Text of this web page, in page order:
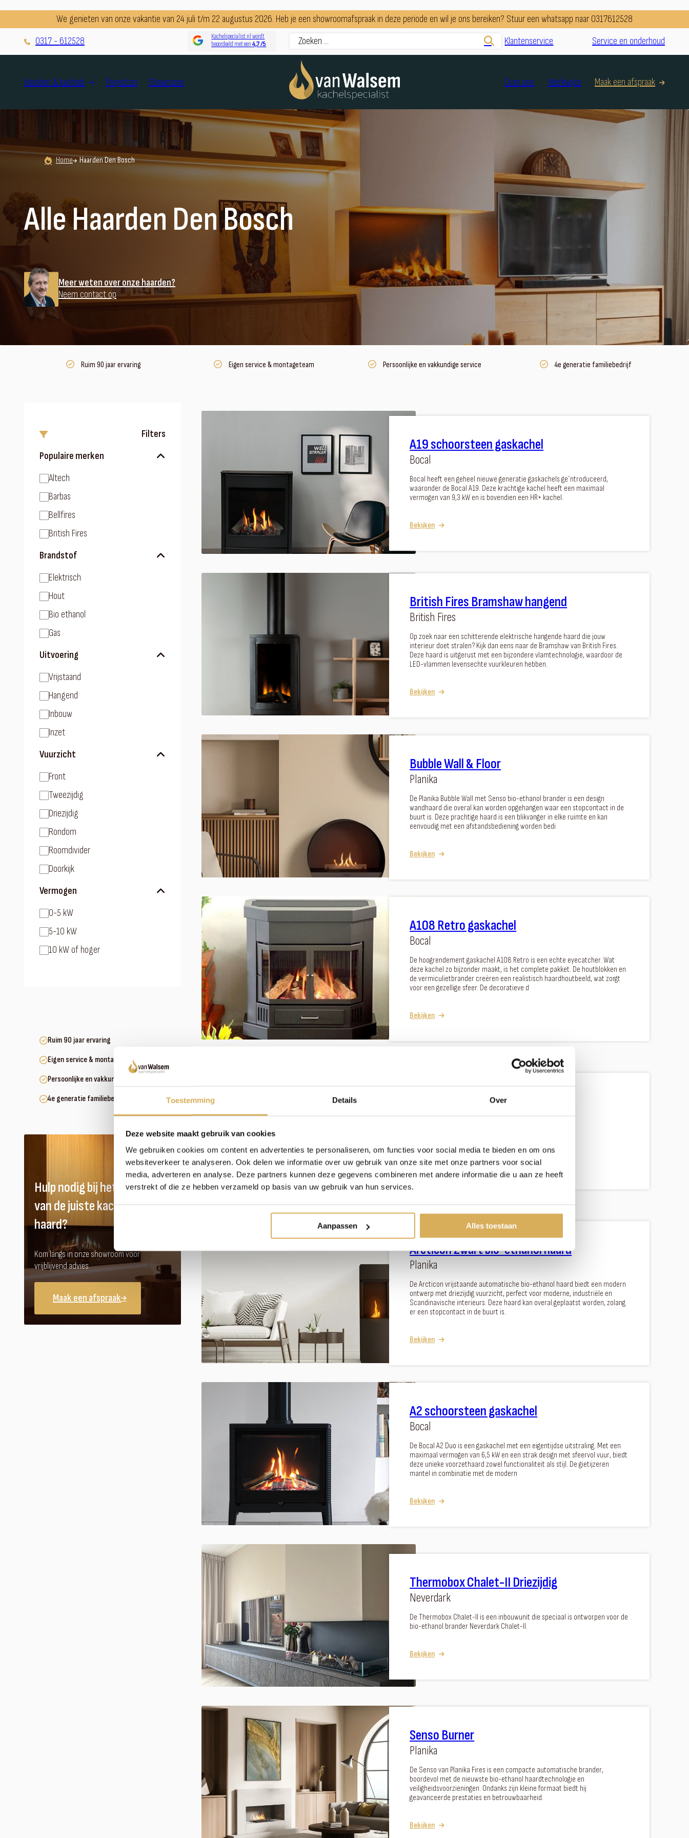
Toestemming Details Over
Deze website maakt gebruik van cookies
We gebruiken cookies om content en advertenties te personaliseren, om functies voor social media te bieden en om ons
websiteverkeer te analyseren. Ook delen we informatie over uw gebruik van onze site met onze partners voor social
media, adverteren en analyse. Deze partners kunnen deze gegevens combineren met andere informatie die u aan ze heeft
verstrekt of die ze hebben verzameld op basis van uw gebruik van hun services.
Aanpassen Alles toestaan
We genieten van onze vakantie van 24 juli t/m 22 augustus 2026. Heb je een showroomafspraak in deze periode en wil je ons bereiken? Stuur een whatsapp naar 0317612528
0317 - 612528
Kachelspecialist.nl wordt
beoordeeld met een4,7 /5 Klantenservice Service en onderhoud
Haarden & kachels Projecten Showroom Over ons Werkwijze Maak een afspraak
Home Haarden Den Bosch
Alle Haarden Den Bosch
Meer weten over onze haarden?
Neem contact op
Ruim 90 jaar ervaring Eigen service & montageteam Persoonlijke en vakkundige service 4e generatie familiebedrijf
Filters
Populaire merken
Altech
Barbas
Bellfires
British Fires
Brandstof
Elektrisch
Hout
Bio ethanol
Gas
Uitvoering
Vrijstaand
Hangend
Inbouw
Inzet
Vuurzicht
Front
Tweezijdig
Driezijdig
Rondom
Roomdivider
Doorkijk
Vermogen
0-5 kW
5-10 kW
10 kW of hoger
Ruim 90 jaar ervaring
Eigen service & montageteam
Persoonlijke en vakkundige service
4e generatie familiebedrijf
Hulp nodig bij het vinden
van de juiste kachel of
haard?
Kom langs in onze showroom voor
vrijblijvend advies
Maak een afspraak
A19 schoorsteen gaskachel
Bocal
Bocal heeft een geheel nieuwe generatie gaskachels ge¯ntroduceerd,
waaronder de Bocal A19. Deze krachtige kachel heeft een maximaal
vermogen van 9,3 kW en is bovendien een HR+ kachel.
Bekijken
British Fires Bramshaw hangend
British Fires
Op zoek naar een schitterende elektrische hangende haard die jouw
interieur doet stralen? Kijk dan eens naar de Bramshaw van British Fires.
Deze haard is uitgerust met een bijzondere vlamtechnologie, waardoor de
LED-vlammen levensechte vuurkleuren hebben.
Bekijken
Bubble Wall & Floor
Planika
De Planika Bubble Wall met Senso bio-ethanol brander is een design
wandhaard die overal kan worden opgehangen waar een stopcontact in de
buurt is. Deze prachtige haard is een blikvanger in elke ruimte en kan
eenvoudig met een afstandsbediening worden bedi
Bekijken
A108 Retro gaskachel
Bocal
De hoogrendement gaskachel A108 Retro is een echte eyecatcher. Wat
deze kachel zo bijzonder maakt, is het complete pakket. De houtblokken en
de vermiculietbrander creëren een realistisch haardhoutbeeld, wat zorgt
voor een gezellige sfeer. De decoratieve d
Bekijken
Barbas
Bekijken
Arcticon Zwart bio-ethanol haard
Planika
De Arcticon vrijstaande automatische bio-ethanol haard biedt een modern
ontwerp met driezijdig vuurzicht, perfect voor moderne, industriële en
Scandinavische interieurs. Deze haard kan overal geplaatst worden, zolang
er een stopcontact in de buurt is.
Bekijken
A2 schoorsteen gaskachel
Bocal
De Bocal A2 Duo is een gaskachel met een eigentijdse uitstraling. Met een
maximaal vermogen van 6,5 kW en een strak design met sfeervol vuur, biedt
deze unieke voorzethaard zowel functionaliteit als stijl. De gietijzeren
mantel in combinatie met de modern
Bekijken
Thermobox Chalet-II Driezijdig
Neverdark
De Thermobox Chalet-II is een inbouwunit die speciaal is ontworpen voor de
bio-ethanol brander Neverdark Chalet-II.
Bekijken
Senso Burner
Planika
De Senso van Planika Fires is een compacte automatische brander,
boordevol met de nieuwste bio-ethanol haardtechnologie en
veiligheidsvoorzieningen. Ondanks zijn kleine formaat biedt hij
geavanceerde prestaties en betrouwbaarheid.
Bekijken